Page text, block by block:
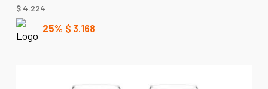
$4.224
25% $ 3.168